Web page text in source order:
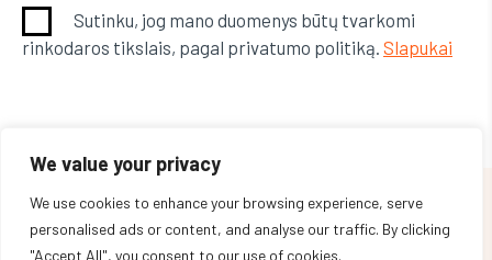
We value your privacy
We use cookies to enhance your browsing experience, serve
personalised ads or content, and analyse our traffic. By clicking
"Accept All", you consent to our use of cookies.
Sutinku, jog mano duomenys būtų tvarkomi
rinkodaros tikslais, pagal privatumo politiką. Slapukai
© 2026 VISOS TEISĖS SAUGOMOS.